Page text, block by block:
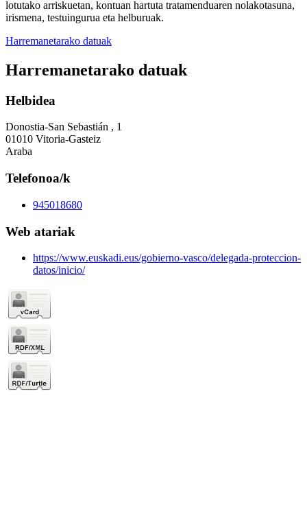
lotutako arriskuetan, kontuan hartuta tratamenduaren nolakotasuna,
irismena, testuingurua eta helburuak.
Harremanetarako datuak
Harremanetarako datuak
Helbidea
Donostia-San Sebastián , 1
01010 Vitoria-Gasteiz
Araba
Telefonoa/k
945018680
Web atariak
https://www.euskadi.eus/gobierno-vasco/delegada-proteccion-
datos/inicio/